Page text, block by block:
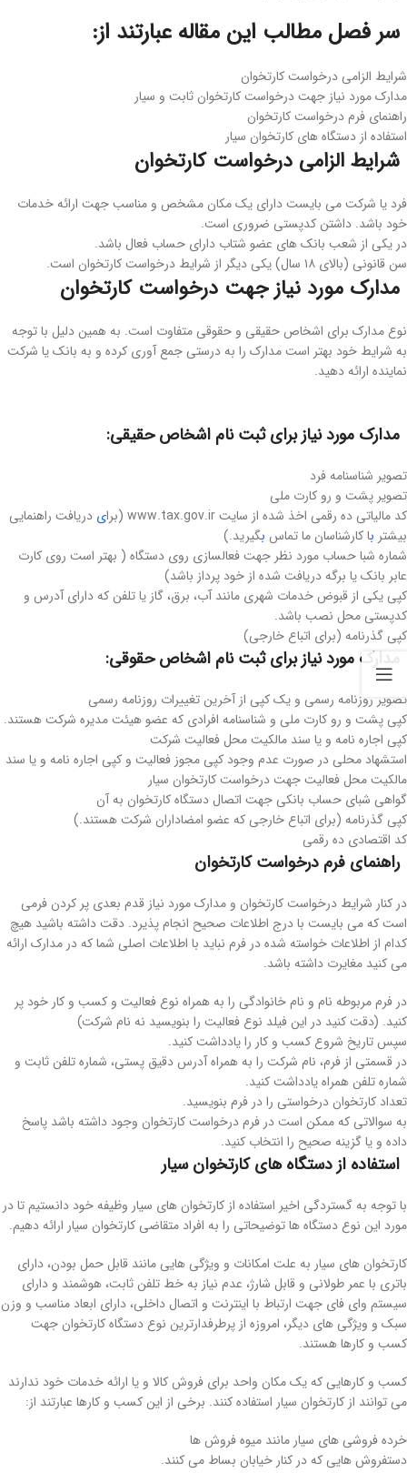
سر فصل مطالب این مقاله عبارتند از:
شرایط الزامی درخواست کارتخوان
مدارک مورد نیاز جهت درخواست کارتخوان ثابت و سیار
راهنمای فرم درخواست کارتخوان
استفاده از دستگاه های کارتخوان سیار
شرایط الزامی درخواست کارتخوان
فرد یا شرکت می بایست دارای یک مکان مشخص و مناسب جهت ارائه خدمات
خود باشد. داشتن کدپستی ضروری است.
در یکی از شعب بانک های عضو شتاب دارای حساب فعال باشد.
سن قانونی (بالای ۱۸ سال) یکی دیگر از شرایط درخواست کارتخوان است.
مدارک مورد نیاز جهت درخواست کارتخوان
نوع مدارک برای اشخاص حقیقی و حقوقی متفاوت است. به همین دلیل با توجه
به شرایط خود بهتر است مدارک را به درستی جمع آوری کرده و به بانک یا شرکت
نماینده ارائه دهید.
مدارک مورد نیاز برای ثبت نام اشخاص حقیقی:
تصویر شناسنامه فرد
تصویر پشت و رو کارت ملی
کد مالیاتی ده رقمی اخذ شده از سایت www.tax.gov.ir (برا
ی دریافت راهنمایی
بیشتر با کارشناسان ما تماس بگیرید.)
شماره شبا حساب مورد نظر جهت فعالسازی روی دستگاه ( بهتر است روی کارت
عابر بانک یا برگه دریافت شده از خود پرداز باشد)
کپی یکی از قبوض خدمات شهری مانند آب، برق، گاز یا تلفن که دارای آدرس و
کدپستی محل نصب باشد.
کپی گذرنامه (برای اتباع خارجی)
مدارک مورد نیاز برای ثبت نام اشخاص حقوقی:
تصویر روزنامه رسمی و یک کپی از آخرین تغییرات روزنامه رسمی
کپی پشت و رو کارت ملی و شناسنامه افرادی که عضو هیئت مدیره شرکت هستند.
کپی اجاره نامه و یا سند مالکیت محل فعالیت شرکت
استشهاد محلی در صورت عدم وجود کپی مجوز فعالیت و کپی اجاره نامه و یا سند
مالکیت محل فعالیت جهت درخواست کارتخوان سیار
گواهی شبای حساب بانکی جهت اتصال دستگاه کارتخوان به آن
کپی گذرنامه (برای اتباع خارجی که عضو امضاداران شرکت هستند.)
کد اقتصادی ده رقمی
راهنمای فرم درخواست کارتخوان
در کنار شرایط درخواست کارتخوان و مدارک مورد نیاز قدم بعدی پر کردن فرمی
است که می بایست با درج اطلاعات صحیح انجام پذیرد. دقت داشته باشید هیچ
کدام از اطلاعات خواسته شده در فرم نباید با اطلاعات اصلی شما که در مدارک ارائه
می کنید مغایرت داشته باشد.
در فرم مربوطه نام و نام خانوادگی را به همراه نوع فعالیت و کسب و کار خود پر
کنید. (دقت کنید در این فیلد نوع فعالیت را بنویسید نه نام شرکت)
سپس تاریخ شروع کسب و کار را یادداشت کنید.
در قسمتی از فرم، نام شرکت را به همراه آدرس دقیق پستی، شماره تلفن ثابت و
شماره تلفن همراه یادداشت کنید.
تعداد کارتخوان درخواستی را در فرم بنویسید.
به سوالاتی که ممکن است در فرم درخواست کارتخوان وجود داشته باشد پاسخ
داده و یا گزینه صحیح را انتخاب کنید.
استفاده از دستگاه های کارتخوان سیار
با توجه به گستردگی اخیر استفاده از کارتخوان های سیار وظیفه خود دانستیم تا در
مورد این نوع دستگاه ها توضیحاتی را به افراد متقاضی کارتخوان سیار ارائه دهیم.
کارتخوان های سیار به علت امکانات و ویژگی هایی مانند قابل حمل بودن، دارای
باتری با عمر طولانی و قابل شارژ، عدم نیاز به خط تلفن ثابت، هوشمند و دارای
سیستم وای فای جهت ارتباط با اینترنت و اتصال داخلی، دارای ابعاد مناسب و وزن
سبک و ویژگی های دیگر، امروزه از پرطرفدارترین نوع دستگاه کارتخوان جهت
کسب و کارها هستند.
کسب و کارهایی که یک مکان واحد برای فروش کالا و یا ارائه خدمات خود ندارند
می توانند از کارتخوان سیار استفاده کنند. برخی از این کسب و کارها عبارتند از:
خرده فروشی های سیار مانند میوه فروش ها
دستفروش هایی که در کنار خیابان بساط می کنند.